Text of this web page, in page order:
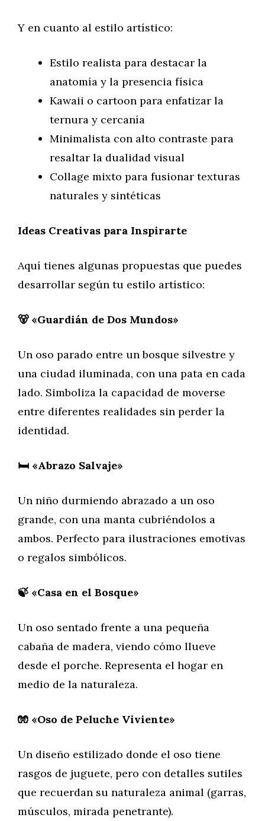
Y en cuanto al estilo artístico:
Estilo realista para destacar la
anatomía y la presencia física
Kawaii o cartoon para enfatizar la
ternura y cercanía
Minimalista con alto contraste para
resaltar la dualidad visual
Collage mixto para fusionar texturas
naturales y sintéticas
Ideas Creativas para Inspirarte
Aquí tienes algunas propuestas que puedes
desarrollar según tu estilo artístico:
🐻 «Guardián de Dos Mundos»
Un oso parado entre un bosque silvestre y
una ciudad iluminada, con una pata en cada
lado. Simboliza la capacidad de moverse
entre diferentes realidades sin perder la
identidad.
🛏️ «Abrazo Salvaje»
Un niño durmiendo abrazado a un oso
grande, con una manta cubriéndolos a
ambos. Perfecto para ilustraciones emotivas
o regalos simbólicos.
🍃 «Casa en el Bosque»
Un oso sentado frente a una pequeña
cabaña de madera, viendo cómo llueve
desde el porche. Representa el hogar en
medio de la naturaleza.
🧤 «Oso de Peluche Viviente»
Un diseño estilizado donde el oso tiene
rasgos de juguete, pero con detalles sutiles
que recuerdan su naturaleza animal (garras,
músculos, mirada penetrante).